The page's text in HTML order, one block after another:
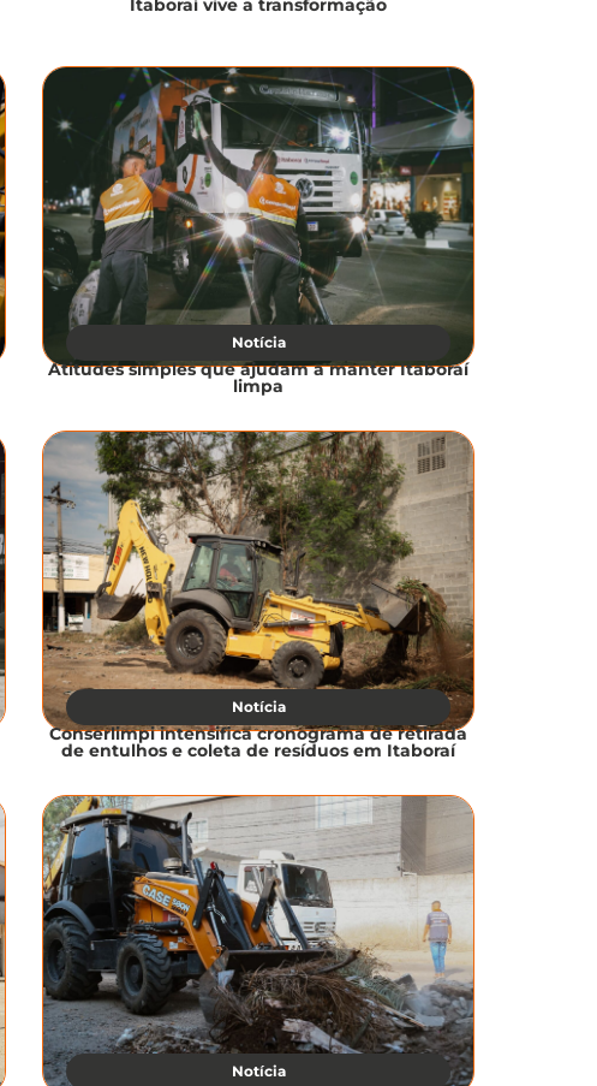
Itaboraí vive a transformação
Notícia
Atitudes simples que ajudam a manter Itaboraí
limpa
Notícia
Conserlimpi intensifica cronograma de retirada
de entulhos e coleta de resíduos em Itaboraí
Notícia